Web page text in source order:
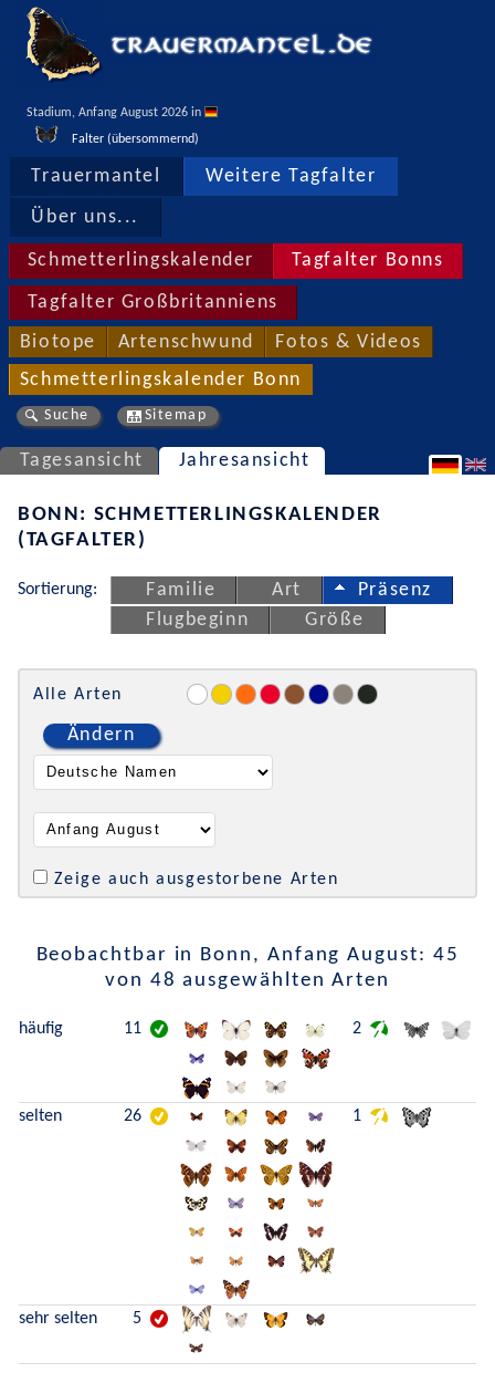
Stadium, Anfang August 2026 in
Falter (übersommernd)
Trauermantel Weitere Tagfalter
Über uns...
Schmetterlingskalender Tagfalter Bonns
Tagfalter Großbritanniens
Biotope Artenschwund Fotos & Videos
Schmetterlingskalender Bonn
Suche Sitemap
Tagesansicht Jahresansicht
BONN: SCHMETTERLINGSKALENDER
(TAGFALTER)
Sortierung: Familie Art
Präsenz
Flugbeginn
Größe
Alle Arten
Ändern
Zeige auch ausgestorbene Arten
Beobachtbar in Bonn, Anfang August: 45
von 48 ausgewählten Arten
häufig 11 2
selten 26 1
sehr selten 5